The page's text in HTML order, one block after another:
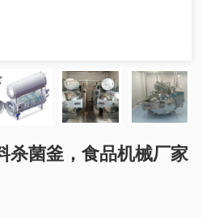
杀菌釜，食品机械厂家